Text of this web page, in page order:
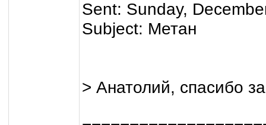
Sent: Sunday,
Subject: Метан
> Анатолий, спасибо